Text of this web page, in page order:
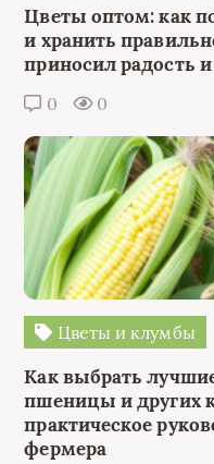
Цветы оптом: как
и хранить
приносил радость
0 0
Цветы и клумбы
Как выбрать
пшеницы и других
практическое
фермера